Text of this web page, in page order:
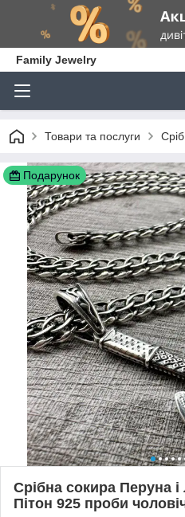
Family Jewelry
Товари та послуги
Подарунок
Срібна сокира Перуна
Пітон 925 проби